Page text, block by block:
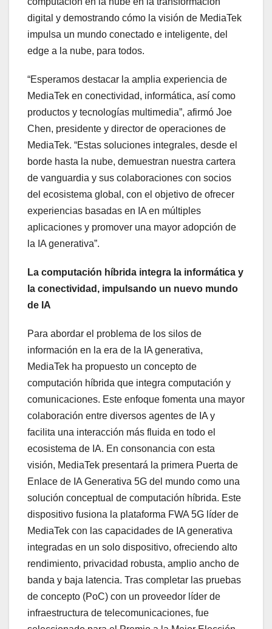
digital y demostrando cómo la visión de MediaTek
impulsa un mundo conectado e inteligente, del
edge a la nube, para todos.
“Esperamos destacar la amplia experiencia de
MediaTek en conectividad, informática, así como
productos y tecnologías multimedia”, afirmó Joe
Chen, presidente y director de operaciones de
MediaTek. “Estas soluciones integrales, desde el
borde hasta la nube, demuestran nuestra cartera
de vanguardia y sus colaboraciones con socios
del ecosistema global, con el objetivo de ofrecer
experiencias basadas en IA en múltiples
aplicaciones y promover una mayor adopción de
la IA generativa”.
La computación híbrida integra la informática y
la conectividad, impulsando un nuevo mundo
de IA
Para abordar el problema de los silos de
información en la era de la IA generativa,
MediaTek ha propuesto un concepto de
computación híbrida que integra computación y
comunicaciones. Este enfoque fomenta una mayor
colaboración entre diversos agentes de IA y
facilita una interacción más fluida en todo el
ecosistema de IA. En consonancia con esta
visión, MediaTek presentará la primera Puerta de
Enlace de IA Generativa 5G del mundo como una
solución conceptual de computación híbrida. Este
dispositivo fusiona la plataforma FWA 5G líder de
MediaTek con las capacidades de IA generativa
integradas en un solo dispositivo, ofreciendo alto
rendimiento, privacidad robusta, amplio ancho de
banda y baja latencia. Tras completar las pruebas
de concepto (PoC) con un proveedor líder de
infraestructura de telecomunicaciones, fue